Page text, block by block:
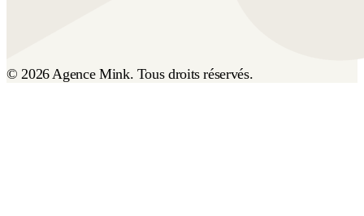
© 2026 Agence Mink. Tous droits réservés.